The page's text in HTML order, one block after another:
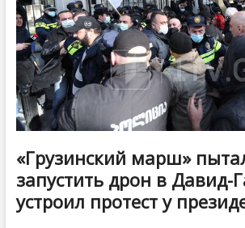
«Грузинский марш»
запустить дрон в Давид-
устроил протест у